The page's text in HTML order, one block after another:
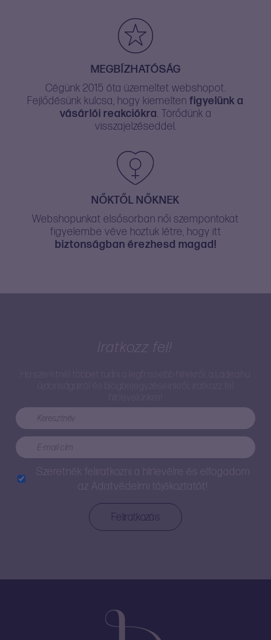
MEGBÍZHATÓSÁG
Cégünk 2015 óta üzemeltet webshopot.
Fejlődésünk kulcsa, hogy kiemelten figyelünk a
vásárlói reakciókra. Törődünk a
visszajelzéseddel.
NŐKTŐL NŐKNEK
Webshopunkat elsősorban női szempontokat
figyelembe véve hoztuk létre, hogy itt
biztonságban érezhesd magad!
Iratkozz fel!
hírlevelünkre!
Szeretnék feliratkozni a hírlevélre és elfogadom
az Adatvédelmi tájékoztatót!